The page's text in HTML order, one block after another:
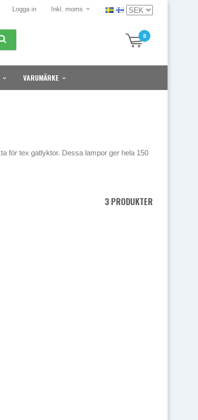
Logga in Inkl. moms
0
VARUMÄRKE
för tex gatlyktor. Dessa lampor ger hela 150
3 PRODUKTER